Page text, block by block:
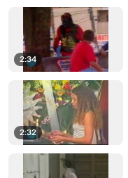
2:34
2:32